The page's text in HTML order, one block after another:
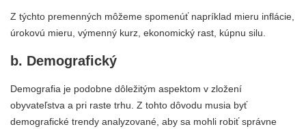
Z týchto premenných môžeme spomenúť napríklad mieru inflácie,
úrokovú mieru, výmenný kurz, ekonomický rast, kúpnu silu.
b. Demografický
Demografia je podobne dôležitým aspektom v zložení
obyvateľstva a pri raste trhu. Z tohto dôvodu musia byť
demografické trendy analyzované, aby sa mohli robiť správne